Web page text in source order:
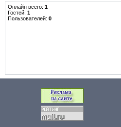
Онлайн всего: 1
Гостей: 1
Пользователей: 0